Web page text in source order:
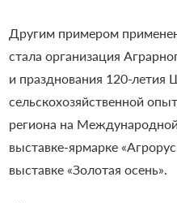
Другим примером
стала организация
и празднования 120-летия
сельскохозяйственной
региона на
выставке-ярмарке
выставке «Золотая осень».